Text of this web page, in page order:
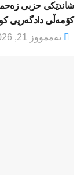
شاندێکی حزبی
کۆمەڵی دادگەریی
تەممووز 21, 2026